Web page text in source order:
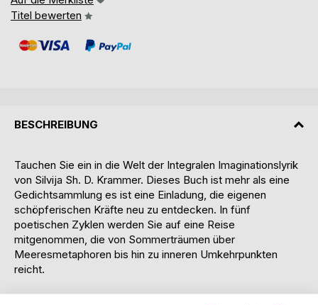
Titel bewerten
BESCHREIBUNG
Tauchen Sie ein in die Welt der Integralen Imaginationslyrik
von Silvija Sh. D. Krammer. Dieses Buch ist mehr als eine
Gedichtsammlung es ist eine Einladung, die eigenen
schöpferischen Kräfte neu zu entdecken. In fünf
poetischen Zyklen werden Sie auf eine Reise
mitgenommen, die von Sommerträumen über
Meeresmetaphoren bis hin zu inneren Umkehrpunkten
reicht.